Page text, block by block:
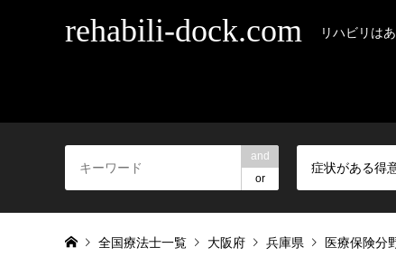
rehabili-dock.com リハビリは
and
or
全国療法士一覧 大阪府 兵庫県 医療保険分